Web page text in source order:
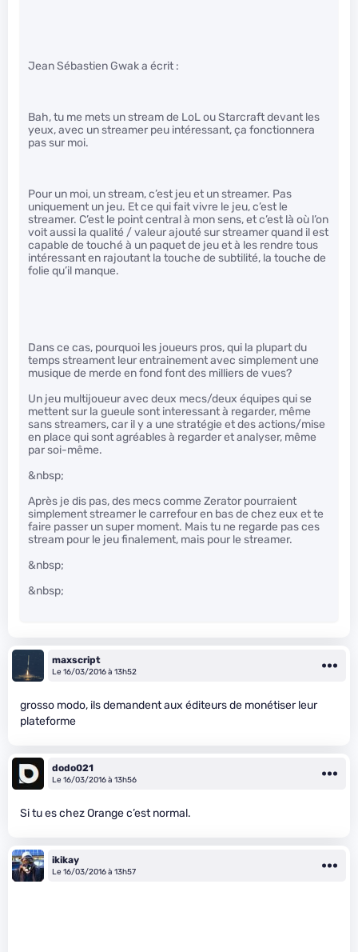
Jean Sébastien Gwak a écrit :
Bah, tu me mets un stream de LoL ou Starcraft devant les
yeux, avec un streamer peu intéressant, ça fonctionnera
pas sur moi.
Pour un moi, un stream, c’est jeu et un streamer. Pas
uniquement un jeu. Et ce qui fait vivre le jeu, c’est le
streamer. C’est le point central à mon sens, et c’est là où l’on
voit aussi la qualité / valeur ajouté sur streamer quand il est
capable de touché à un paquet de jeu et à les rendre tous
intéressant en rajoutant la touche de subtilité, la touche de
folie qu’il manque.
Dans ce cas, pourquoi les joueurs pros, qui la plupart du
temps streament leur entrainement avec simplement une
musique de merde en fond font des milliers de vues?
Un jeu multijoueur avec deux mecs/deux équipes qui se
mettent sur la gueule sont interessant à regarder, même
sans streamers, car il y a une stratégie et des actions/mise
en place qui sont agréables à regarder et analyser, même
par soi-même.
&nbsp;
Après je dis pas, des mecs comme Zerator pourraient
simplement streamer le carrefour en bas de chez eux et te
faire passer un super moment. Mais tu ne regarde pas ces
stream pour le jeu finalement, mais pour le streamer.
&nbsp;
&nbsp;
maxscript
Le 16/03/2016 à 13h52
grosso modo, ils demandent aux éditeurs de monétiser leur
plateforme
dodo021
Le 16/03/2016 à 13h56
Si tu es chez Orange c’est normal.
ikikay
Le 16/03/2016 à 13h57